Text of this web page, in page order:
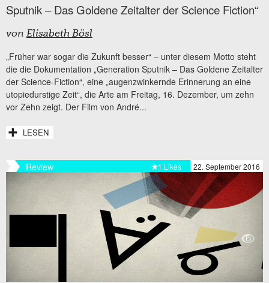
Sputnik – Das Goldene Zeitalter der Science Fiction“
von Elisabeth Bösl
„Früher war sogar die Zukunft besser“ – unter diesem Motto steht
die die Dokumentation „Generation Sputnik – Das Goldene Zeitalter
der Science-Fiction“, eine „augenzwinkernde Erinnerung an eine
utopiedurstige Zeit“, die Arte am Freitag, 16. Dezember, um zehn
vor Zehn zeigt. Der Film von André...
LESEN
Review 22. September 2016
1 Likes